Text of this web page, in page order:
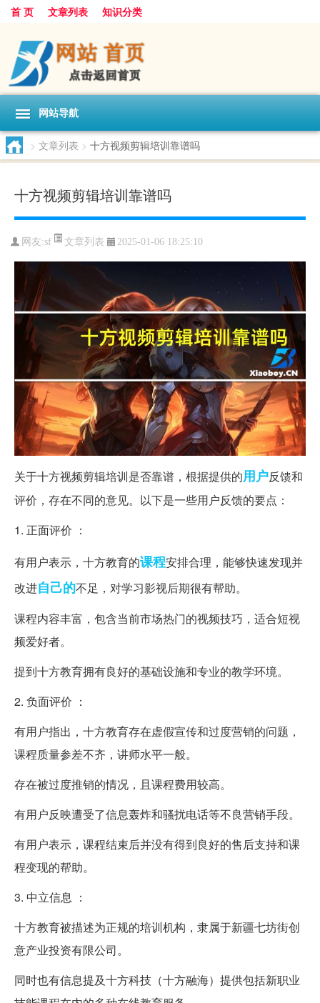
首 页 文章列表 知识分类
网站导航
> 文章列表 > 十方视频剪辑培训靠谱吗
十方视频剪辑培训靠谱吗
网友:sf 文章列表 2025-01-06 18:25:10
关于十方视频剪辑培训是否靠谱，根据提供的用户反馈和
评价，存在不同的意见。以下是一些用户反馈的要点：
1. 正面评价 ：
有用户表示，十方教育的课程安排合理，能够快速发现并
改进自己的不足，对学习影视后期很有帮助。
课程内容丰富，包含当前市场热门的视频技巧，适合短视
频爱好者。
提到十方教育拥有良好的基础设施和专业的教学环境。
2. 负面评价 ：
有用户指出，十方教育存在虚假宣传和过度营销的问题，
课程质量参差不齐，讲师水平一般。
存在被过度推销的情况，且课程费用较高。
有用户反映遭受了信息轰炸和骚扰电话等不良营销手段。
有用户表示，课程结束后并没有得到良好的售后支持和课
程变现的帮助。
3. 中立信息 ：
十方教育被描述为正规的培训机构，隶属于新疆七坊街创
意产业投资有限公司。
同时也有信息提及十方科技（十方融海）提供包括新职业